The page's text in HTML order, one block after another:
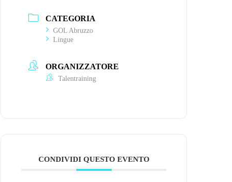
CATEGORIA
GOL Abruzzo
Lingue
ORGANIZZATORE
Talentraining
CONDIVIDI QUESTO EVENTO